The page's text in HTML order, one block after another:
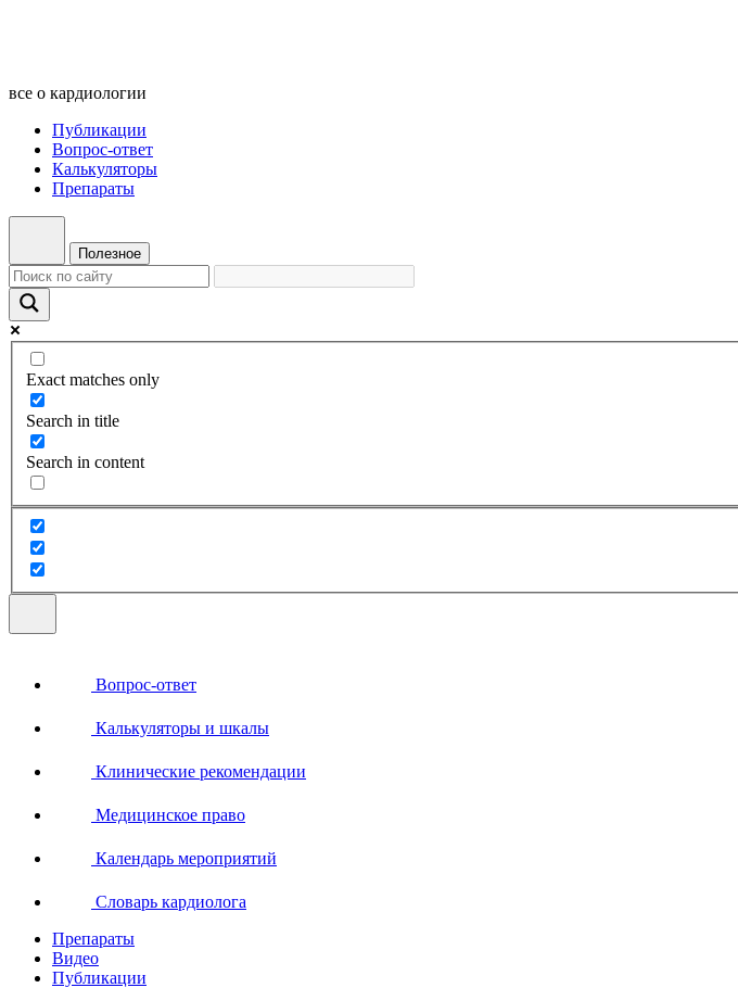
все о кардиологии
Публикации
Вопрос-ответ
Калькуляторы
Препараты
Полезное
Exact matches only
Search in title
Search in content
Вопрос-ответ
Калькуляторы и шкалы
Клинические рекомендации
Медицинское право
Календарь мероприятий
Словарь кардиолога
Препараты
Видео
Публикации